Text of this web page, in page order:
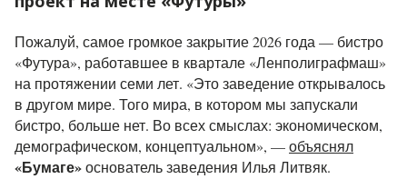
Пожалуй, самое громкое закрытие 2026 года — бистро
«Футура», работавшее в квартале «Ленполиграфмаш»
на протяжении семи лет. «Это заведение открывалось
в другом мире. Того мира, в котором мы запускали
бистро, больше нет. Во всех смыслах: экономическом,
демографическом, концептуальном», —объяснял
«Бумаге»основатель заведения Илья Литвяк.